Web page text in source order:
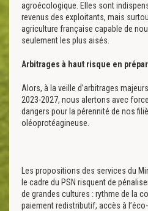
agroécologique. Elles sont
revenus des exploitants, mais
agriculture française capable de
seulement les plus aisés.
Arbitrages à haut risque en
Alors, à la veille d’arbitrages
2023-2027, nous alertons avec
dangers pour la pérennité de nos
oléoprotéagineuse.
Les propositions des services du
le cadre du PSN risquent de
de grandes cultures : rythme de la
paiement redistributif, accès à